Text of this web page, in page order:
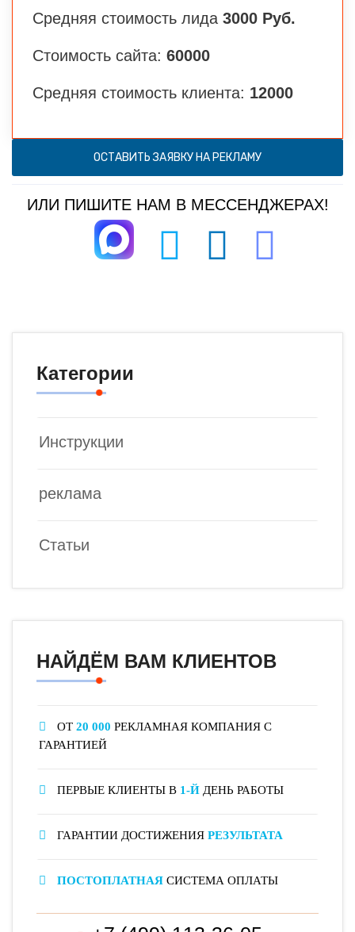
Средняя стоимость лида 3000 Руб.
Стоимость сайта: 60000
Средняя стоимость клиента: 12000
ОСТАВИТЬ ЗАЯВКУ НА РЕКЛАМУ
ИЛИ ПИШИТЕ НАМ В МЕССЕНДЖЕРАХ!
Категории
Инструкции
реклама
Статьи
НАЙДЁМ ВАМ КЛИЕНТОВ
ОТ 20 000 РЕКЛАМНАЯ КОМПАНИЯ С
ГАРАНТИЕЙ
ПЕРВЫЕ КЛИЕНТЫ В 1-Й ДЕНЬ РАБОТЫ
ГАРАНТИИ ДОСТИЖЕНИЯ РЕЗУЛЬТАТА
ПОСТОПЛАТНАЯ СИСТЕМА ОПЛАТЫ